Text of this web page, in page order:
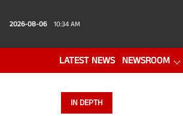
2026-08-06 10:34 AM
LATEST NEWS NEWSROOM
IN DEPTH